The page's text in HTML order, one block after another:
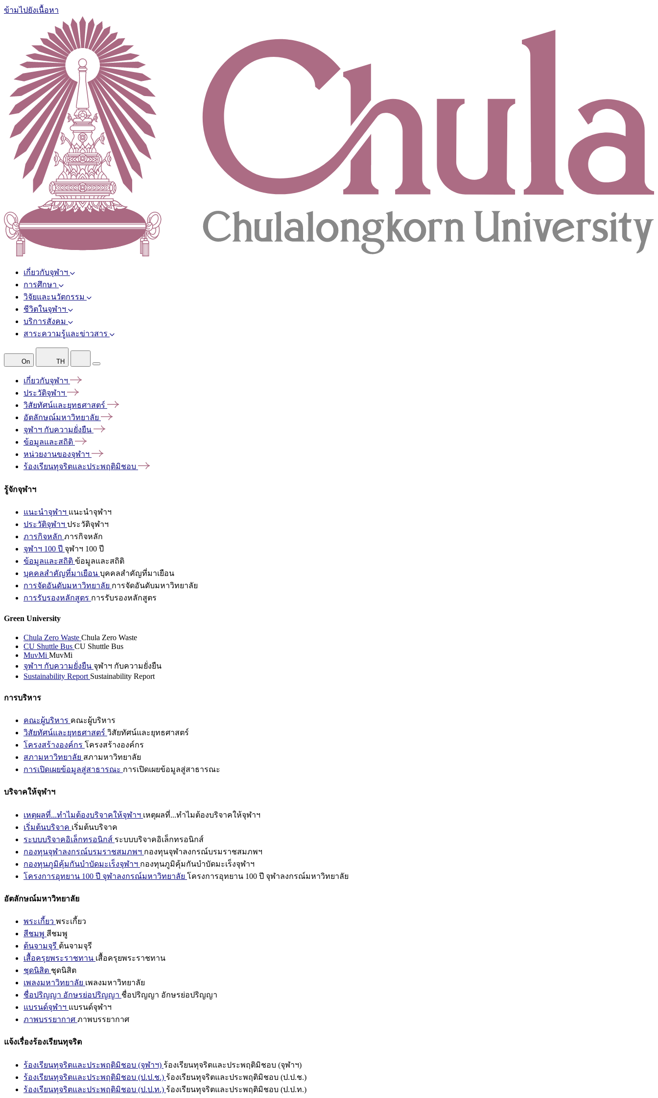
ข้ามไปยังเนื้อหา
เกี่ยวกับจุฬาฯ
การศึกษา
วิจัยและนวัตกรรม
ชีวิตในจุฬาฯ
บริการสังคม
สาระความรู้และข่าวสาร
On TH
เกี่ยวกับจุฬาฯ
ประวัติจุฬาฯ
วิสัยทัศน์และยุทธศาสตร์
อัตลักษณ์มหาวิทยาลัย
จุฬาฯ กับความยั่งยืน
ข้อมูลและสถิติ
หน่วยงานของจุฬาฯ
ร้องเรียนทุจริตและประพฤติมิชอบ
รู้จักจุฬาฯ
แนะนำจุฬาฯ แนะนำจุฬาฯ
ประวัติจุฬาฯ ประวัติจุฬาฯ
ภารกิจหลัก ภารกิจหลัก
จุฬาฯ 100 ปี จุฬาฯ 100 ปี
ข้อมูลและสถิติ ข้อมูลและสถิติ
บุคคลสำคัญที่มาเยือน บุคคลสำคัญที่มาเยือน
การจัดอันดับมหาวิทยาลัย การจัดอันดับมหาวิทยาลัย
การรับรองหลักสูตร การรับรองหลักสูตร
Green University
Chula Zero Waste Chula Zero Waste
CU Shuttle Bus CU Shuttle Bus
MuvMi MuvMi
จุฬาฯ กับความยั่งยืน จุฬาฯ กับความยั่งยืน
Sustainability Report Sustainability Report
การบริหาร
คณะผู้บริหาร คณะผู้บริหาร
วิสัยทัศน์และยุทธศาสตร์ วิสัยทัศน์และยุทธศาสตร์
โครงสร้างองค์กร โครงสร้างองค์กร
สภามหาวิทยาลัย สภามหาวิทยาลัย
การเปิดเผยข้อมูลสู่สาธารณะ การเปิดเผยข้อมูลสู่สาธารณะ
บริจาคให้จุฬาฯ
เหตุผลที่...ทำไมต้องบริจาคให้จุฬาฯ เหตุผลที่...ทำไมต้องบริจาคให้จุฬาฯ
เริ่มต้นบริจาค เริ่มต้นบริจาค
ระบบบริจาคอิเล็กทรอนิกส์ ระบบบริจาคอิเล็กทรอนิกส์
กองทุนจุฬาลงกรณ์บรมราชสมภพฯ กองทุนจุฬาลงกรณ์บรมราชสมภพฯ
กองทุนภูมิคุ้มกันบำบัดมะเร็งจุฬาฯ กองทุนภูมิคุ้มกันบำบัดมะเร็งจุฬาฯ
โครงการอุทยาน 100 ปี จุฬาลงกรณ์มหาวิทยาลัย โครงการอุทยาน 100 ปี จุฬาลงกรณ์มหาวิทยาลัย
อัตลักษณ์มหาวิทยาลัย
พระเกี้ยว พระเกี้ยว
สีชมพู สีชมพู
ต้นจามจุรี ต้นจามจุรี
เสื้อครุยพระราชทาน เสื้อครุยพระราชทาน
ชุดนิสิต ชุดนิสิต
เพลงมหาวิทยาลัย เพลงมหาวิทยาลัย
ชื่อปริญญา อักษรย่อปริญญา ชื่อปริญญา อักษรย่อปริญญา
แบรนด์จุฬาฯ แบรนด์จุฬาฯ
ภาพบรรยากาศ ภาพบรรยากาศ
แจ้งเรื่องร้องเรียนทุจริต
ร้องเรียนทุจริตและประพฤติมิชอบ (จุฬาฯ) ร้องเรียนทุจริตและประพฤติมิชอบ (จุฬาฯ)
ร้องเรียนทุจริตและประพฤติมิชอบ (ป.ป.ช.) ร้องเรียนทุจริตและประพฤติมิชอบ (ป.ป.ช.)
ร้องเรียนทุจริตและประพฤติมิชอบ (ป.ป.ท.) ร้องเรียนทุจริตและประพฤติมิชอบ (ป.ป.ท.)